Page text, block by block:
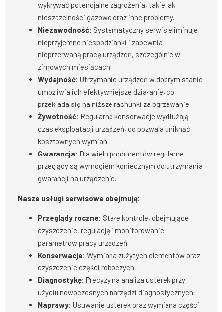
wykrywać potencjalne zagrożenia, takie jak
nieszczelności gazowe oraz inne problemy.
Niezawodność: Systematyczny serwis eliminuje
nieprzyjemne niespodzianki i zapewnia
nieprzerwaną pracę urządzeń, szczególnie w
zimowych miesiącach.
Wydajność: Utrzymanie urządzeń w dobrym stanie
umożliwia ich efektywniejsze działanie, co
przekłada się na niższe rachunki za ogrzewanie.
Żywotność: Regularne konserwacje wydłużają
czas eksploatacji urządzeń, co pozwala uniknąć
kosztownych wymian.
Gwarancja: Dla wielu producentów regularne
przeglądy są wymogiem koniecznym do utrzymania
gwarancji na urządzenie.
Nasze usługi serwisowe obejmują:
Przeglądy roczne: Stałe kontrole, obejmujące
czyszczenie, regulację i monitorowanie
parametrów pracy urządzeń.
Konserwacje: Wymiana zużytych elementów oraz
czyszczenie części roboczych.
Diagnostykę: Precyzyjna analiza usterek przy
użyciu nowoczesnych narzędzi diagnostycznych.
Naprawy: Usuwanie usterek oraz wymiana części